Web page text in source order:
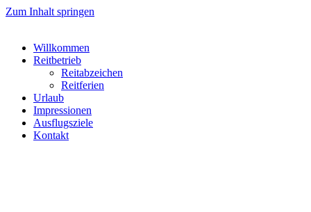
Zum Inhalt springen
Willkommen
Reitbetrieb
Reitabzeichen
Reitferien
Urlaub
Impressionen
Ausflugsziele
Kontakt